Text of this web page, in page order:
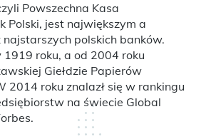
Powszechna Kasa
Polski, jest największym a
polskich banków.
1919 roku, a od 2004 roku
Giełdzie Papierów
2014 roku znalazł się w rankingu
na świecie Global